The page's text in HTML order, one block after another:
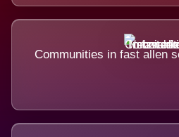
Communities in fast allen